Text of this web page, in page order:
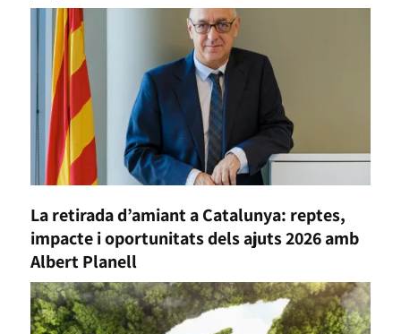
La retirada d’amiant a Catalunya: reptes,
impacte i oportunitats dels ajuts 2026 amb
Albert Planell